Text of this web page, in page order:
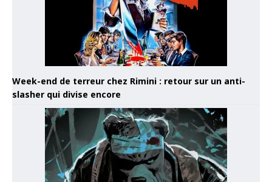
Week-end de terreur chez Rimini : retour sur un anti-
slasher qui divise encore